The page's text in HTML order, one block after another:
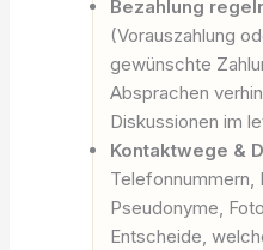
Bezahlung
(Vorauszahlung
gewünschte
Absprachen
Diskussionen im
Kontaktwege &
Pseudonyme,
Entscheide,